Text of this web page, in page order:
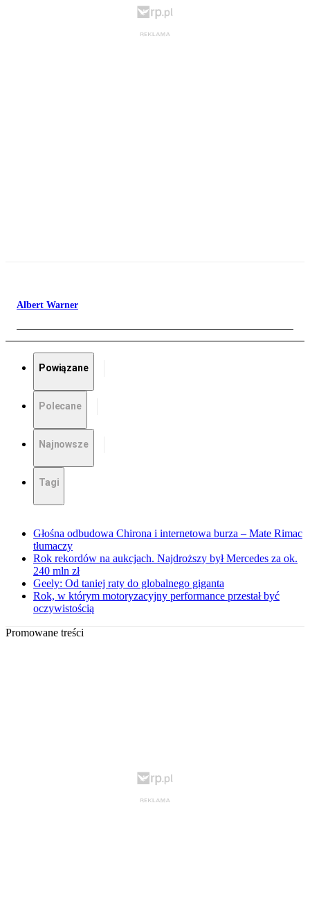
Albert Warner
Powiązane
Polecane
Najnowsze
Tagi
Głośna odbudowa Chirona i internetowa burza – Mate Rimac
tłumaczy
Rok rekordów na aukcjach. Najdroższy był Mercedes za ok.
240 mln zł
Geely: Od taniej raty do globalnego giganta
Rok, w którym motoryzacyjny performance przestał być
oczywistością
Promowane treści